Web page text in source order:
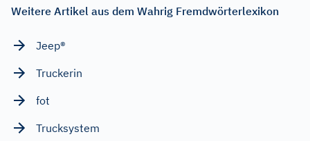
Weitere Artikel aus dem Wahrig Fremdwörterlexikon
Jeep®
Truckerin
fot
Trucksystem